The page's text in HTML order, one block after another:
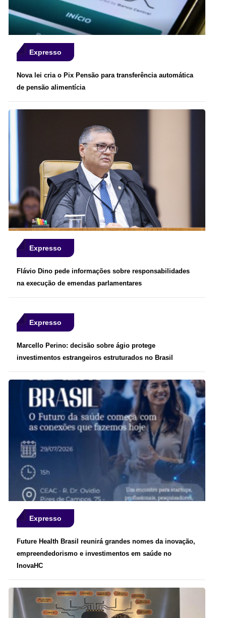
Expresso
Nova lei cria o Pix Pensão para transferência automática
de pensão alimentícia
Expresso
Flávio Dino pede informações sobre responsabilidades
na execução de emendas parlamentares
Expresso
Marcello Perino: decisão sobre ágio protege
investimentos estrangeiros estruturados no Brasil
Expresso
Future Health Brasil reunirá grandes nomes da inovação,
empreendedorismo e investimentos em saúde no
InovaHC